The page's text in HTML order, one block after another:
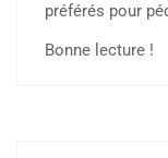
préférés pour
Bonne lecture !